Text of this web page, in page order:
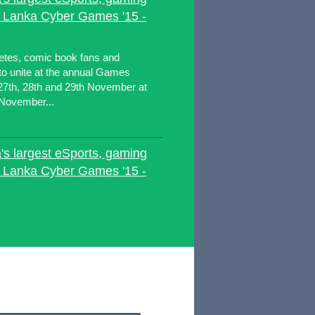
Cyber Games '15 -
comic book fans and
unite at the annual Games
28th and 29th November at
largest eSports, gaming
Cyber Games '15 -